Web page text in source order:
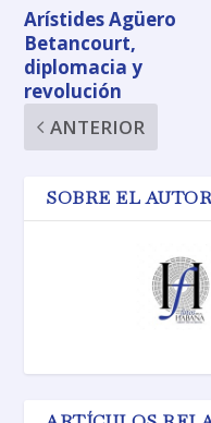
Arístides Agüero
Betancourt,
diplomacia y
revolución
ANTERIOR
SOBRE EL